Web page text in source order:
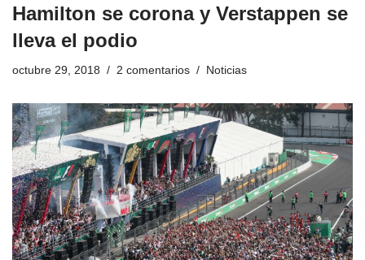
Hamilton se corona y Verstappen se
lleva el podio
octubre 29, 2018 2 comentarios Noticias